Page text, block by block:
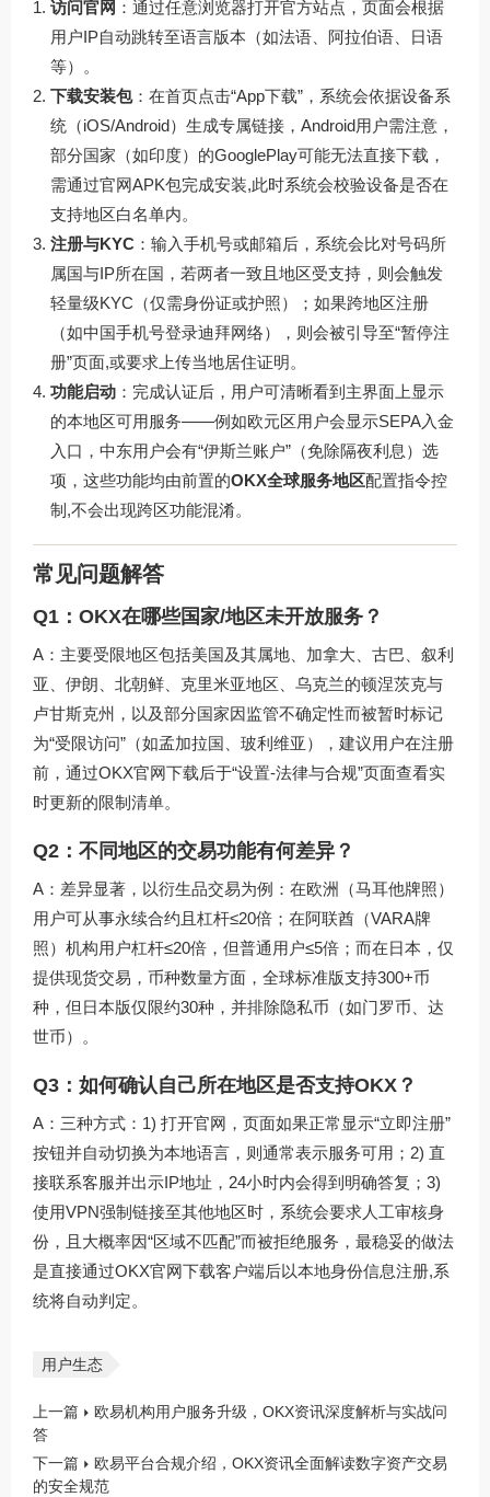
访问官网 ：通过任意浏览器打开官方站点，页面会根据
用户IP自动跳转至语言版本（如法语、阿拉伯语、日语
等）。
下载安装包：在首页点击“App下载”，系统会依据设备系
统（iOS/Android）生成专属链接，Android用户需注意，
部分国家（如印度）的GooglePlay可能无法直接下载，
需通过官网APK包完成安装,此时系统会校验设备是否在
支持地区白名单内。
注册与KYC ：输入手机号或邮箱后，系统会比对号码所
属国与IP所在国，若两者一致且地区受支持，则会触发
轻量级KYC（仅需身份证或护照）；如果跨地区注册
（如中国手机号登录迪拜网络），则会被引导至“暂停注
册”页面,或要求上传当地居住证明。
功能启动 ：完成认证后，用户可清晰看到主界面上显示
的本地区可用服务——例如欧元区用户会显示SEPA入金
入口，中东用户会有“伊斯兰账户”（免除隔夜利息）选
项，这些功能均由前置的OKX全球服务地区配置指令控
制,不会出现跨区功能混淆。
常见问题解答
Q1：OKX在哪些国家/地区未开放服务？
A：主要受限地区包括美国及其属地、加拿大、古巴、叙利
亚、伊朗、北朝鲜、克里米亚地区、乌克兰的顿涅茨克与
卢甘斯克州，以及部分国家因监管不确定性而被暂时标记
为“受限访问”（如孟加拉国、玻利维亚），建议用户在注册
前，通过OKX官网下载后于“设置-法律与合规”页面查看实
时更新的限制清单。
Q2：不同地区的交易功能有何差异？
A：差异显著，以衍生品交易为例：在欧洲（马耳他牌照）
用户可从事永续合约且杠杆≤20倍；在阿联酋（VARA牌
照）机构用户杠杆≤20倍，但普通用户≤5倍；而在日本，仅
提供现货交易，币种数量方面，全球标准版支持300+币
种，但日本版仅限约30种，并排除隐私币（如门罗币、达
世币）。
Q3：如何确认自己所在地区是否支持OKX？
A：三种方式：1) 打开官网，页面如果正常显示“立即注册”
按钮并自动切换为本地语言，则通常表示服务可用；2) 直
接联系客服并出示IP地址，24小时内会得到明确答复；3)
使用VPN强制链接至其他地区时，系统会要求人工审核身
份，且大概率因“区域不匹配”而被拒绝服务，最稳妥的做法
是直接通过OKX官网下载客户端后以本地身份信息注册,系
统将自动判定。
用户生态
上一篇
欧易机构用户服务升级，OKX资讯深度解析与实战问
答
下一篇
欧易平台合规介绍，OKX资讯全面解读数字资产交易
的安全规范